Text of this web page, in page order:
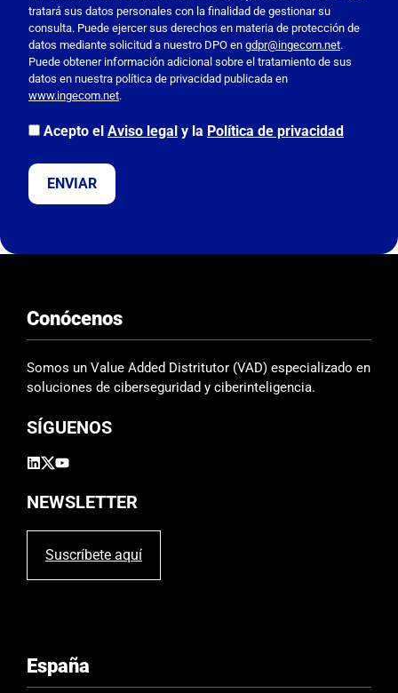
f
a
v
o
r
,
e
s
c
a
m
p
v
c
o
.
tratará sus datos personales con la finalidad de gestionar su
consulta. Puede ejercer sus derechos en materia de protección de
datos mediante solicitud a nuestro DPO en gdpr@ingecom.net.
Puede obtener información adicional sobre el tratamiento de sus
datos en nuestra política de privacidad publicada en
www.ingecom.net.
Acepto el Aviso legal y la Política de privacidad
Conócenos
Somos un Value Added Distritutor (VAD) especializado en
soluciones de ciberseguridad y ciberinteligencia.
SÍGUENOS
NEWSLETTER
Suscríbete aquí
España